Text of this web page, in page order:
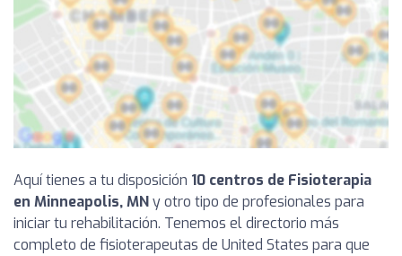
Aquí tienes a tu disposición 10 centros de Fisioterapia
en Minneapolis, MNy otro tipo de profesionales para
iniciar tu rehabilitación. Tenemos el directorio más
completo de fisioterapeutas de United States para que